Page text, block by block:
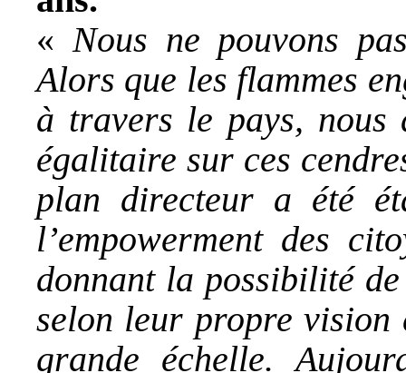
« Nous ne pouvons
Alors que les flammes
à travers le pays, nous
égalitaire sur ces
plan directeur a été
l’empowerment des
donnant la possibilité
selon leur propre vision
grande échelle.